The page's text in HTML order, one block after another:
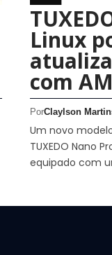
Linux
com
PorClaylson
Um novo
TUXEDO Nano
equipado com